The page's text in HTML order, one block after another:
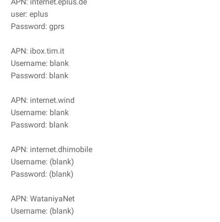
user: eplus
Password: gprs
APN: ibox.tim.it
Username: blank
Password: blank
APN: internet.wind
Username: blank
Password: blank
APN: internet.dhimobile
Username: (blank)
Password: (blank)
APN: WataniyaNet
Username: (blank)